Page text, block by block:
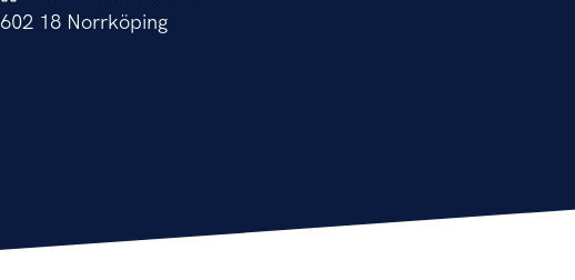
602 18 Norrköping